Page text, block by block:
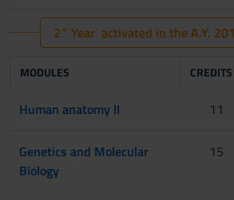
2° Year activated in the A.Y.
MODULES CREDITS
Human anatomy II 11
Genetics and Molecular
Biology
15